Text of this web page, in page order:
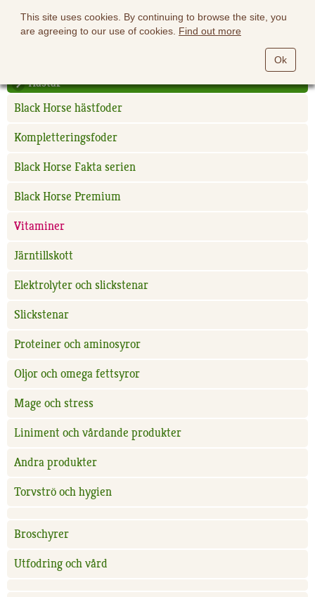
This site uses cookies. By continuing to browse the site, you
are agreeing to our use of cookies. Find out more
Ok
Hästar
Black Horse hästfoder
Kompletteringsfoder
Black Horse Fakta serien
Black Horse Premium
Vitaminer
Järntillskott
Elektrolyter och slickstenar
Slickstenar
Proteiner och aminosyror
Oljor och omega fettsyror
Mage och stress
Liniment och vårdande produkter
Andra produkter
Torvströ och hygien
Broschyrer
Utfodring och vård